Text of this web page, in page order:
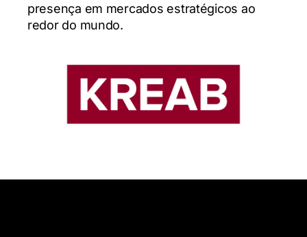
presença em mercados estratégicos ao
redor do mundo.